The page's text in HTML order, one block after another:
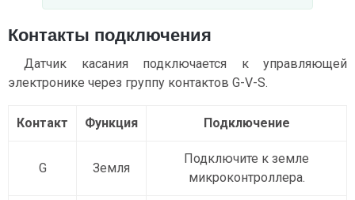
Контакты подключения
Датчик касания подключается к управляющей
электронике через группу контактов G-V-S.
Контакт Функция Подключение
G Земля
Подключите к земле
микроконтроллера.